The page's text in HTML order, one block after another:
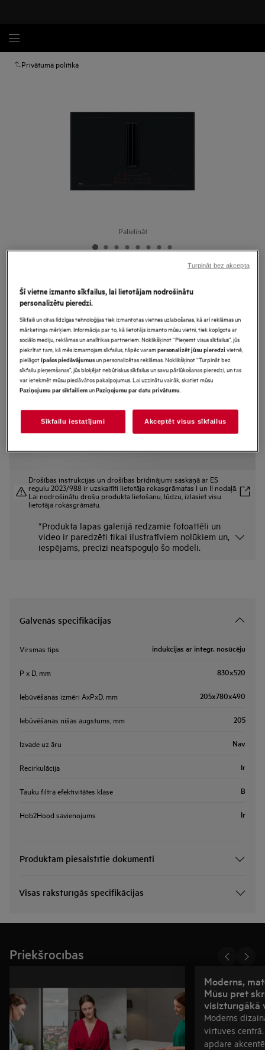
Privātuma politika
Palielināt
Plīts virsma ar integrētu nosūcēju 83
cm 6000.sērijas „SaphirMatt®“
Bridge ar Hob2Hood
Ražojuma informācijas lapa
Priekšrocības
Izmantojiet virtuves dizaina brīvību ar kombinēto plīti un tvaika nosūcēju.
“SaphirMatt®” – pret skrāpējumiem visizturīgākā plīts virsma matēti melnā
Drošības instrukcijas un drošības brīdinājumi saskaņā ar ES
regulu 2023/988 ir uzskaitīti lietotāja rokasgrāmatas I un II nodaļā.
Lai nodrošinātu drošu produkta lietošanu, lūdzu, izlasiet visu
lietotāja rokasgrāmatu.
*Produkta lapas galerijā redzamie fotoattēli un
video ir paredzēti tikai ilustratīviem nolūkiem un,
iespējams, precīzi neatspoguļo šo modeli.
Galvenās specifikācijas
Virsmas tips indukcijas ar integr. nosūcēju
P x D, mm 830x520
Iebūvēšanas izmēri AxPxD, mm 205x780x490
Iebūvēšanas nišas augstums, mm 205
Izvade uz āru Nav
Recirkulācija Ir
Tauku filtra efektivitātes klase B
Hob2Hood savienojums Ir
Produktam piesaistītie dokumenti
Visas raksturīgās specifikācijas
Priekšrocības
Moderns,
Mūsu pret
visizturīgākā
Moderns
virtuves centrā.
apdare
Šī vietne izmanto sīkfailus, lai lietotājam nodrošinātu
personalizētu pieredzi.
Sīkfaili un citas līdzīgas tehnoloģijas tiek izmantotas vietnes uzlabošanas, kā arī reklāmas un
mārketinga mērķiem. Informācija par to, kā lietotājs izmanto mūsu vietni, tiek kopīgota ar
sociālo mediju, reklāmas un analītikas partneriem. Noklikšķinot “Pieņemt visus sīkfailus”, jūs
piekrītat tam, kā mēs izmantojam sīkfailus, tāpēc varampersonalizēt jūsu pieredzivietnē,
pielāgotīpašos piedāvājumusun personalizētas reklāmas. Noklikšķinot “Turpināt bez
sīkfailu pieņemšanas”, jūs bloķējat nebūtiskus sīkfailus un savu pārlūkošanas pieredzi, un tas
var ietekmēt mūsu piedāvātos pakalpojumus. Lai uzzinātu vairāk, skatiet mūsu
Paziņojumu par sīkfailiemunPaziņojumu par datu privātumu.
Sīkfailu iestatījumi Akceptēt visus sīkfailus
Turpināt bez akcepta